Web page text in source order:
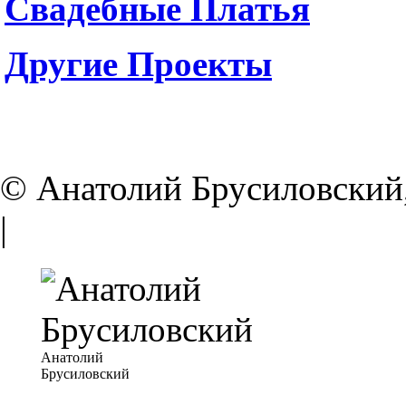
Свадебные Платья
Другие Проекты
© Анатолий
|
Анатолий
Брусиловский